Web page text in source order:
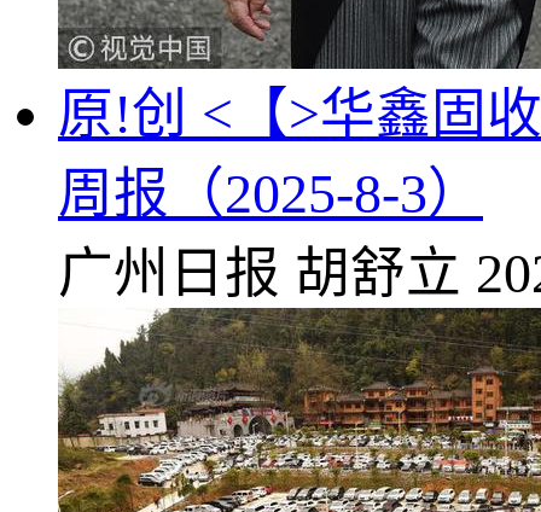
原!创 <【>华鑫固
周报（2025-8-3）
广州日报 胡舒立